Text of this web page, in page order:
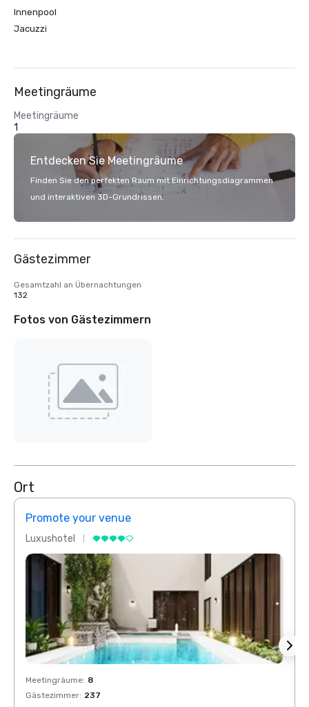
Innenpool
Jacuzzi
Meetingräume
Meetingräume
1
Entdecken Sie Meetingräume
Finden Sie den perfekten Raum mit Einrichtungsdiagrammen
und interaktiven 3D-Grundrissen.
Gästezimmer
Gesamtzahl an Übernachtungen
132
Fotos von Gästezimmern
Ort
Promote your venue
Luxushotel
Meetingräume: 8
Gästezimmer: 237